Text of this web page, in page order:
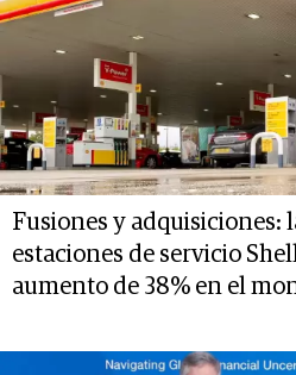
Fusiones y adquisiciones:
estaciones de servicio
aumento de 38% en el